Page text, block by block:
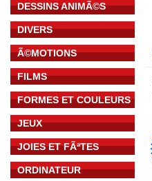
DESSINS ANIMÃ©S
DIVERS
Ã©MOTIONS
FILMS
FORMES ET COULEURS
JEUX
JOIES ET FÃªTES
ORDINATEUR